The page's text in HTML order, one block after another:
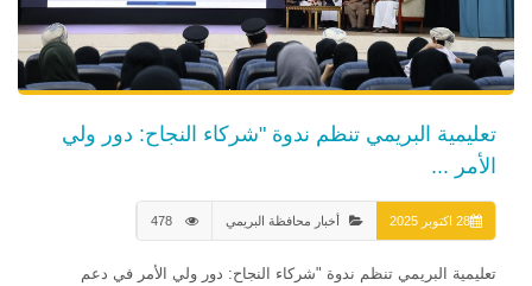
تعليمية البريمي تنظم ندوة "شركاء النجاح: دور ولي
الأمر ...
28 اكتوبر 2025 أخبار محافظة البريمي
تعليمية البريمي تنظم ندوة "شركاء النجاح: دور ولي الأمر في دعم